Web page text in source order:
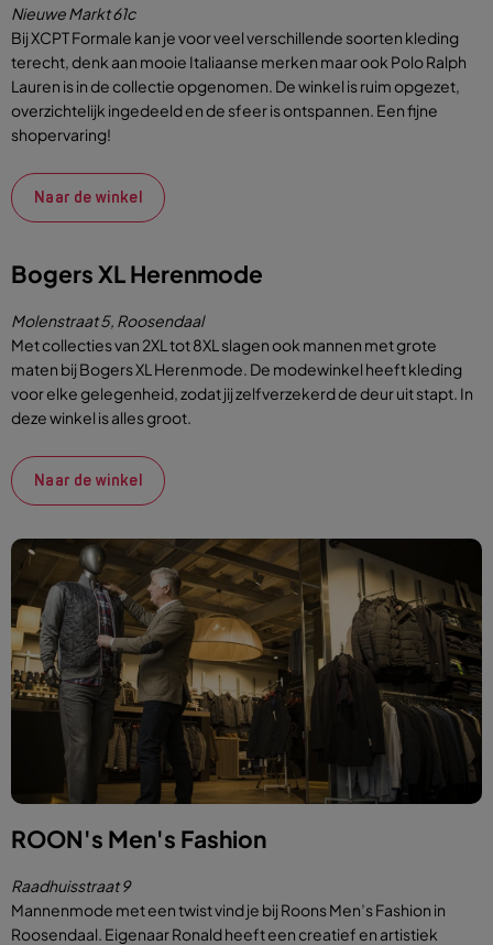
Nieuwe Markt 61c
BijXCPT Formale kan je voor veel verschillende soorten kleding
terecht, denk aan mooie Italiaanse merken maar ook Polo Ralph
Lauren is in de collectie opgenomen. De winkel is ruim opgezet,
overzichtelijk ingedeeld en de sfeer is ontspannen. Een fijne
shopervaring!
Naar de winkel
Bogers XL Herenmode
Molenstraat 5, Roosendaal
Met collecties van 2XL tot 8XL slagen ook mannen met grote
maten bij Bogers XL Herenmode. De modewinkel heeft kleding
voor elke gelegenheid, zodat jij zelfverzekerd de deur uit stapt. In
deze winkel is alles groot.
Naar de winkel
ROON's Men's Fashion
Raadhuisstraat 9
Mannenmode met een twist vind je bij Roons Men’s Fashion in
Roosendaal. Eigenaar Ronald heeft een creatief en artistiek